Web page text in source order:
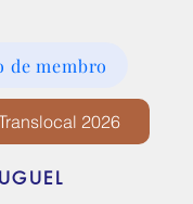
de membro
2026